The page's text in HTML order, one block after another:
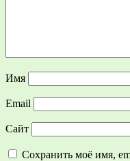
Имя
Email
Сайт
Сохранить моё имя,